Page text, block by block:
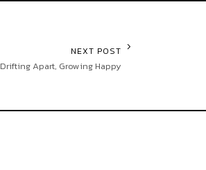
NEXT POST
Drifting Apart, Growing Happy